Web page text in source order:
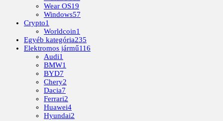
Wear OS19
Windows57
Crypto1
Worldcoin1
Egyéb kategória235
Elektromos jármű116
Audi1
BMW1
BYD7
Chery2
Dacia7
Ferrari2
Huawei4
Hyundai2